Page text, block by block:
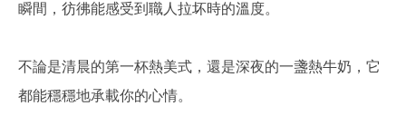
瞬間，彷彿能感受到職人拉坏時的溫度。
不論是清晨的第一杯熱美式，還是深夜的一盞熱牛奶，它
都能穩穩地承載你的心情。